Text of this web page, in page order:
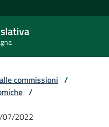
commissioni /
/
07/2022